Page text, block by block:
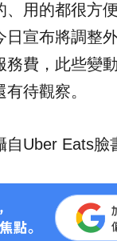
、用的都很方
日宣布將調整
務費，此些變
待觀察。
自Uber Eats臉